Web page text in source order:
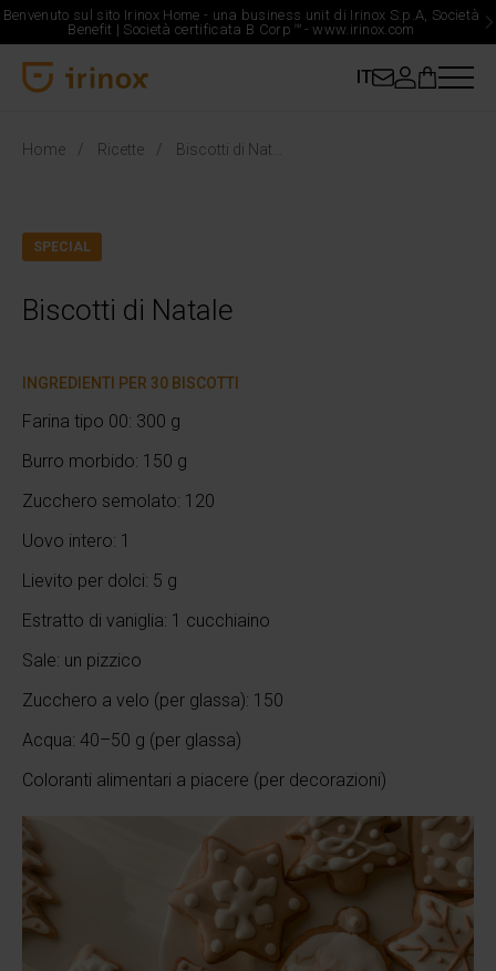
Benvenuto sul sito Irinox Home - una business unit di Irinox S.p.A, Società
Benefit | Società certificata B Corp ™-www.irinox.com
IT
Home Ricette
SPECIAL
Biscotti di Natale
INGREDIENTI PER 30 BISCOTTI
Farina tipo 00: 300 g
Burro morbido: 150 g
Zucchero semolato: 120
Uovo intero: 1
Lievito per dolci: 5 g
Estratto di vaniglia: 1 cucchiaino
Sale: un pizzico
Zucchero a velo (per glassa): 150
Acqua: 40–50 g (per glassa)
Coloranti alimentari a piacere (per decorazioni)